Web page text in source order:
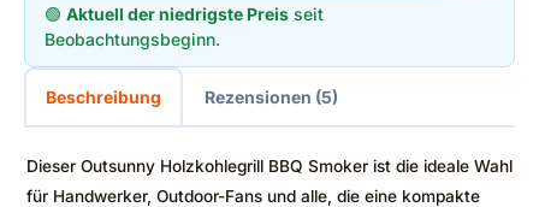
🟢 Aktuell der niedrigste Preis seit
Beobachtungsbeginn.
Beschreibung Rezensionen (5)
Dieser Outsunny Holzkohlegrill BBQ Smoker ist die ideale Wahl
für Handwerker, Outdoor-Fans und alle, die eine kompakte